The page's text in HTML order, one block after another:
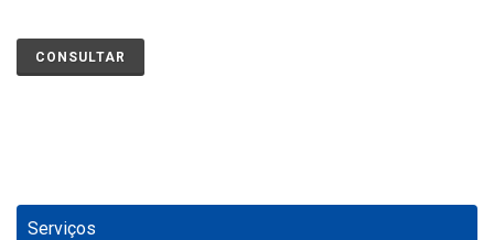
CONSULTAR
Serviços